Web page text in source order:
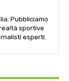
Pubbliciamo
sportive
esperti.